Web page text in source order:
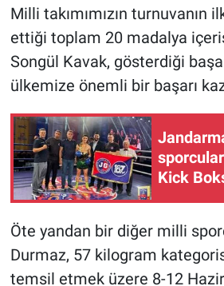
Milli takımımızın turnuvanın
ettiği toplam 20 madalya
Songül Kavak, gösterdiği
ülkemize önemli bir başarı
Kick
Öte yandan bir diğer milli
Durmaz, 57 kilogram
temsil etmek üzere 8-12